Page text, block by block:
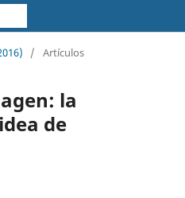
/ Artículos
la
de